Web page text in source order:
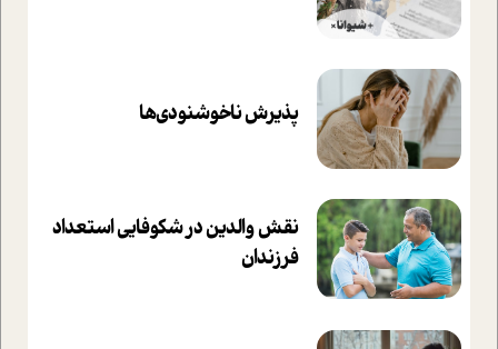
پذیرش ناخوشنودی‌ها
نقش والدین در شکوفا‌یی ا‌ستعداد
فرزندان‌